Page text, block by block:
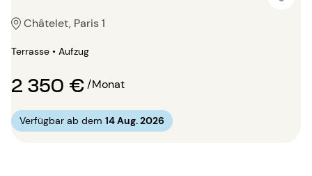
Châtelet, Paris 1
Terrasse • Aufzug
2 350 €/Monat
Verfügbar ab dem 14 Aug. 2026